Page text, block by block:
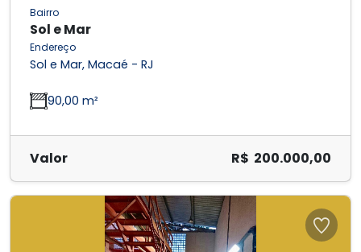
Bairro
Sol e Mar
Endereço
Sol e Mar, Macaé - RJ
90,00 m²
Valor R$ 200.000,00